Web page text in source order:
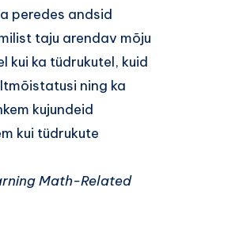
peredes andsid
taju arendav mõju
kui ka tüdrukutel, kuid
ning ka
kujundeid
kui tüdrukute
Math-Related